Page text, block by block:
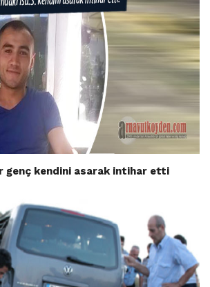
genç kendini asarak intihar etti